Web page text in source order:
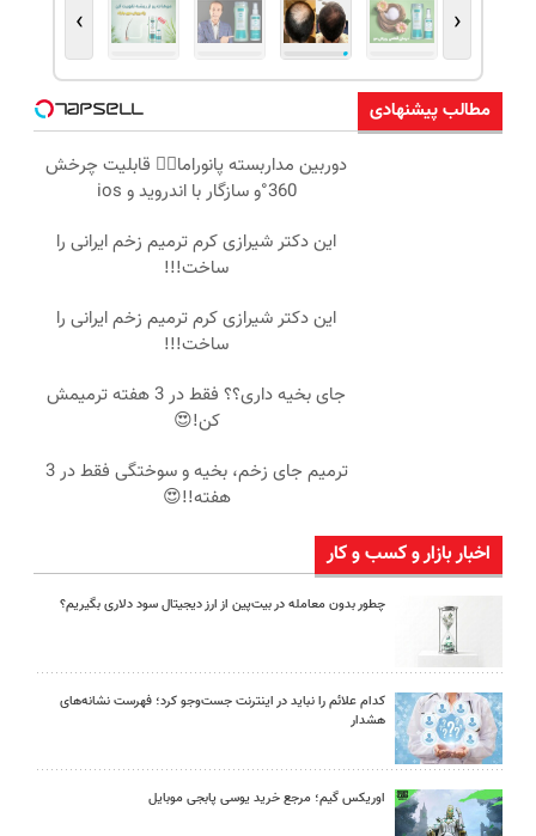
‹
›
مطالب پیشنهادی
دوربین مداربسته پانوراما👈🏻 قابلیت چرخش
360°و سازگار با اندروید و ios
این دکتر شیرازی کرم ترمیم زخم ایرانی را
ساخت!!!
این دکتر شیرازی کرم ترمیم زخم ایرانی را
ساخت!!!
جای بخیه داری؟؟ فقط در 3 هفته ترمیمش
کن!😍
ترمیم جای زخم، بخیه و سوختگی فقط در 3
هفته!!😍
اخبار بازار و کسب و کار
چطور بدون معامله در بیت‌پین از ارز دیجیتال سود دلاری بگیریم؟
کدام علائم را نباید در اینترنت جست‌وجو کرد؛ فهرست نشانه‌های
هشدار
اوریکس گیم؛ مرجع خرید یوسی پابجی موبایل